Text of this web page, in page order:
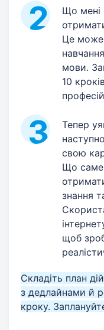
Що мені
Це може
мови.
10
Тепер
свою
Що саме
знання
щоб
Складіть план
з дедлайнами й
кроку.